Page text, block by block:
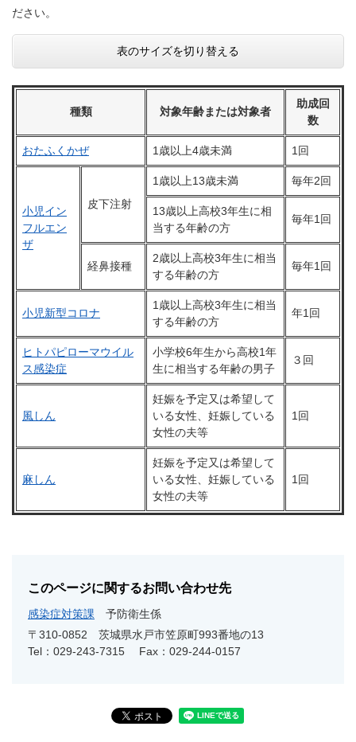
ださい。
表のサイズを切り替える
種類 対象年齢または対象者
助成回
数
おたふくかぜ 1歳以上4歳未満 1回
小児イン
フルエン
ザ
皮下注射
1歳以上13歳未満 毎年2回
13歳以上高校3年生に相
当する年齢の方
毎年1回
経鼻接種
2歳以上高校3年生に相当
する年齢の方
毎年1回
小児新型コロナ
1歳以上高校3年生に相当
する年齢の方
年1回
ヒトパピローマウイル
ス感染症
小学校6年生から高校1年
生に相当する年齢の男子
３回
風しん
妊娠を予定又は希望して
いる女性、妊娠している
女性の夫等
1回
麻しん
妊娠を予定又は希望して
いる女性、妊娠している
女性の夫等
1回
このページに関するお問い合わせ先
感染症対策課
予防衛生係
〒310-0852
茨城県水戸市笠原町993番地の13
Tel：029-243-7315
Fax：029-244-0157